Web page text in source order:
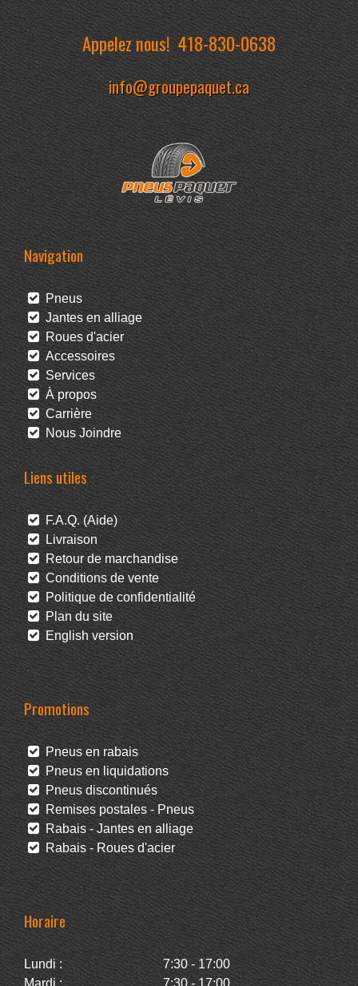
Appelez nous!418-830-0638
info@groupepaquet.ca
Navigation
Pneus
Jantes en alliage
Roues d'acier
Accessoires
Services
À propos
Carrière
Nous Joindre
Liens utiles
F.A.Q. (Aide)
Livraison
Retour de marchandise
Conditions de vente
Politique de confidentialité
Plan du site
English version
Promotions
Pneus en rabais
Pneus en liquidations
Pneus discontinués
Remises postales - Pneus
Rabais - Jantes en alliage
Rabais - Roues d'acier
Horaire
Lundi :
7:30 - 17:00
Mardi :
7:30 - 17:00